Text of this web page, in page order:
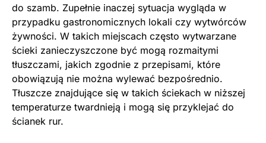
do szamb. Zupełnie inaczej sytuacja wygląda w
przypadku gastronomicznych lokali czy wytwórców
żywności. W takich miejscach często wytwarzane
ścieki zanieczyszczone być mogą rozmaitymi
tłuszczami, jakich zgodnie z przepisami, które
obowiązują nie można wylewać bezpośrednio.
Tłuszcze znajdujące się w takich ściekach w niższej
temperaturze twardnieją i mogą się przyklejać do
ścianek rur.